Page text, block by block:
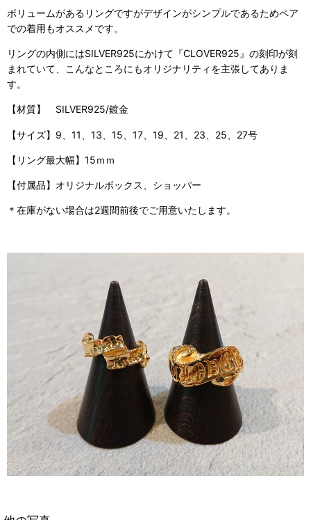
ボリュームがあるリングですがデザインがシンプルであるためペア
での着用もオススメです。
リングの内側にはSILVER925にかけて『CLOVER925』の刻印が刻
まれていて、こんなところにもオリジナリティを主張してありま
す。
【材質】 SILVER925/鍍金
【サイズ】9、11、13、15、17、19、21、23、25、27号
【リング最大幅】15ｍｍ
【付属品】オリジナルボックス、ショッパー
＊在庫がない場合は2週間前後でご用意いたします。